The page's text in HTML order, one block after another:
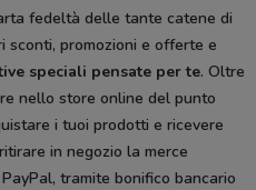
fedeltà delle tante catene di
sconti, promozioni e offerte e
speciali pensate per te. Oltre
nello store online del punto
i tuoi prodotti e ricevere
in negozio la merce
tramite bonifico bancario